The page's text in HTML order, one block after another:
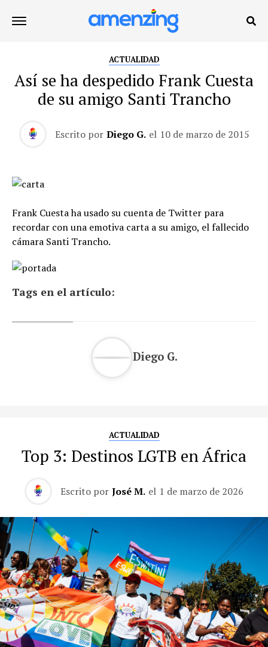
ACTUALIDAD
Así se ha despedido Frank Cuesta
de su amigo Santi Trancho
Escrito por Diego G. el 10 de marzo de 2015
Frank Cuesta ha usado su cuenta de Twitter para
recordar con una emotiva carta a su amigo, el fallecido
cámara Santi Trancho.
Tags en el artículo:
Diego G.
ACTUALIDAD
Top 3: Destinos LGTB en África
Escrito por José M. el 1 de marzo de 2026